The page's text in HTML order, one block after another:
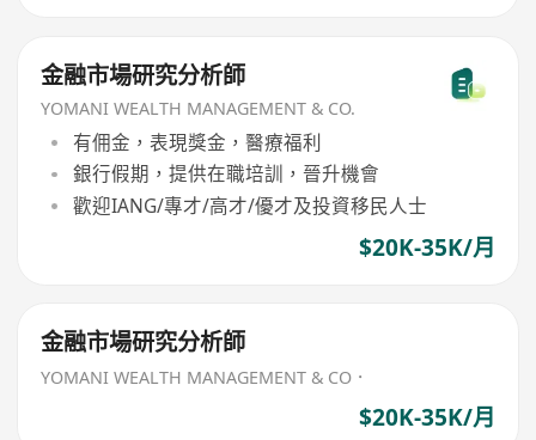
金融市場研究分析師
YOMANI WEALTH MANAGEMENT & CO.
有佣金，表現獎金，醫療福利
銀行假期，提供在職培訓，晉升機會
歡迎IANG/專才/高才/優才及投資移民人士
$20K-35K/月
金融市場研究分析師
YOMANI WEALTH MANAGEMENT & CO．
$20K-35K/月